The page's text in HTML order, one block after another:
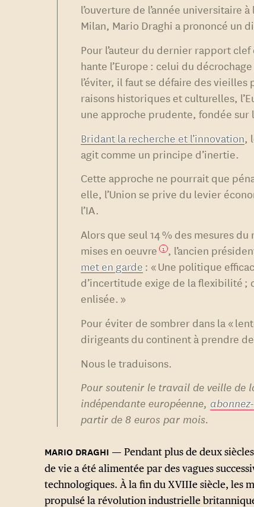
l’ouverture de l’année universitaire
Milan, Mario Draghi a prononcé un
Pour l’auteur du dernier rapport clef
hante l’Europe : celui du
l’éviter, il faut se défaire des vieilles
raisons historiques et culturelles,
une approche prudente, fondée
Bridant la recherche et l’innovation,
agit comme un principe d’inertie.
Cette approche ne pourrait que
elle, l’Union se prive du levier
l’IA.
Alors que seul 14 % des mesures
mises en oeuvre 1 , l’ancien
met en garde: « Une politique
d’incertitude exige de la flexibilité ;
enlisée. »
Pour éviter de sombrer dans la «
dirigeants du continent à prendre
Nous le traduisons.
Pour soutenir le travail de veille de
indépendante européenne,
partir de 8 euros par mois.
Pendant plus de deux
de vie a été alimentée par des vagues
technologiques. À la fin du XVIIIe siècle, les
propulsé la révolution industrielle